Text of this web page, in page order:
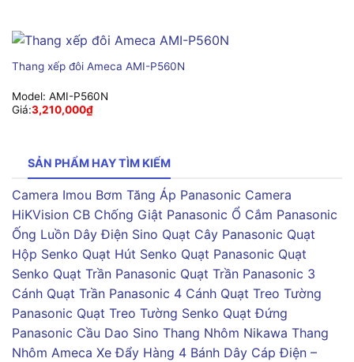
Thang xếp đôi Ameca AMI-P560N
Model: AMI-P560N
Giá:3,210,000₫
SẢN PHẨM HAY TÌM KIẾM
Camera Imou Bơm Tăng Áp Panasonic Camera
HiKVision CB Chống Giật Panasonic Ổ Cắm Panasonic
Ống Luồn Dây Điện Sino Quạt Cây Panasonic Quạt
Hộp Senko Quạt Hút Senko Quạt Panasonic Quạt
Senko Quạt Trần Panasonic Quạt Trần Panasonic 3
Cánh Quạt Trần Panasonic 4 Cánh Quạt Treo Tường
Panasonic Quạt Treo Tường Senko Quạt Đứng
Panasonic Cầu Dao Sino Thang Nhôm Nikawa Thang
Nhôm Ameca Xe Đẩy Hàng 4 Bánh Dây Cáp Điện –